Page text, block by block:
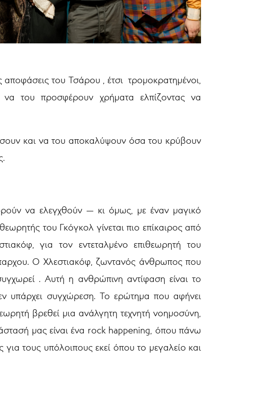
αποφάσεις του Τσάρου , έτσι τρομοκρατημένοι,
του προσφέρουν χρήματα ελπίζοντας να
και να του αποκαλύψουν όσα του κρύβουν
να ελεγχθούν — κι όμως, με έναν μαγικό
του Γκόγκολ γίνεται πιο επίκαιρος από
για τον εντεταλμένο επιθεωρητή του
Ο Χλεστιακόφ, ζωντανός άνθρωπος που
. Αυτή η ανθρώπινη αντίφαση είναι το
υπάρχει συγχώρεση. Το ερώτημα που αφήνει
βρεθεί μια ανάλγητη τεχνητή νοημοσύνη,
μας είναι ένα rock happening, όπου πάνω
τους υπόλοιπους εκεί όπου το μεγαλείο και